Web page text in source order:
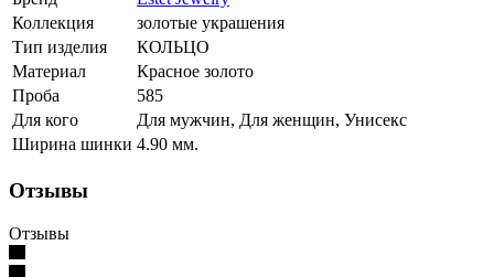
Коллекция
золотые украшения
Тип изделия
КОЛЬЦО
Материал
Красное золото
Проба
585
Для кого
Для мужчин, Для женщин, Унисекс
Ширина шинки 4.90 мм.
Отзывы
Отзывы